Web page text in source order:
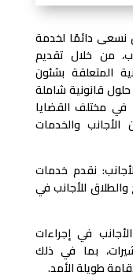
دائمًا لخدمة
من خلال تقديم
المتعلقة بشئون
حلول قانونية شاملة
في مختلف القضايا
الأجانب والخدمات
نقدم خدمات
للأجانب في
في إجراءات
بما في ذلك
طويلة الأمد.